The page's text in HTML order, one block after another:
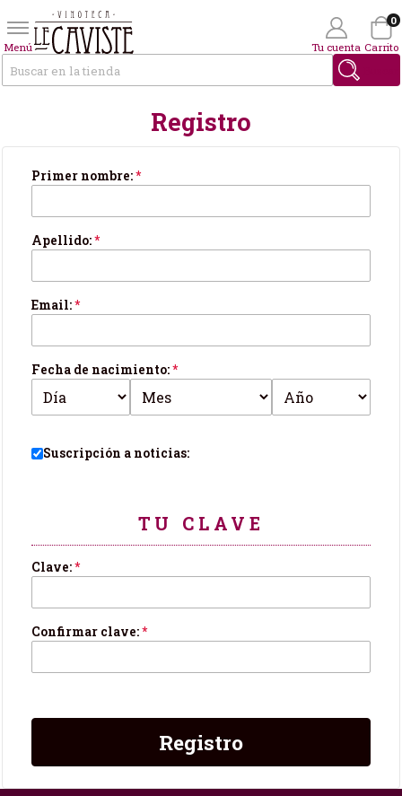
Menú Tu cuenta
Wishlist
Carrito
0
Registro
Tus datos personales
Primer nombre:*
Apellido:*
Email:*
Fecha de nacimiento:*
Suscripción a noticias:
TU CLAVE
Clave:*
Confirmar clave:*
Registro